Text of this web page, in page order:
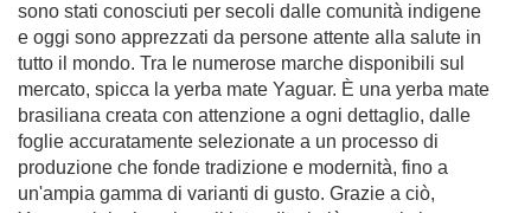
sono stati conosciuti per secoli dalle comunità indigene
e oggi sono apprezzati da persone attente alla salute in
tutto il mondo. Tra le numerose marche disponibili sul
mercato, spicca la yerba mate Yaguar. È una yerba mate
brasiliana creata con attenzione a ogni dettaglio, dalle
foglie accuratamente selezionate a un processo di
produzione che fonde tradizione e modernità, fino a
un'ampia gamma di varianti di gusto. Grazie a ciò,